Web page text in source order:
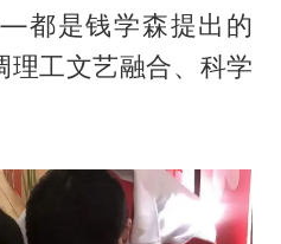
都是钱学森提出的
理工文艺融合、科学